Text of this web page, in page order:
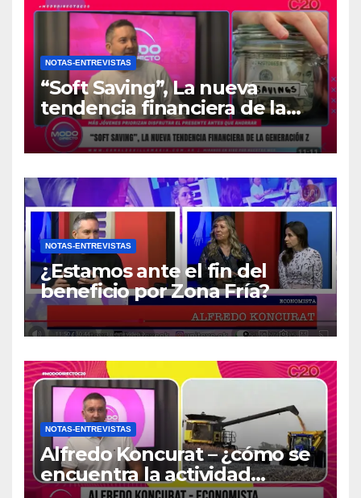
NOTAS-ENTREVISTAS
“Soft Saving”, La nueva
tendencia financiera de la
generación Z
NOTAS-ENTREVISTAS
¿Estamos ante el fin del
beneficio por Zona Fría?
NOTAS-ENTREVISTAS
Alfredo Koncurat – ¿cómo se
encuentra la actividad